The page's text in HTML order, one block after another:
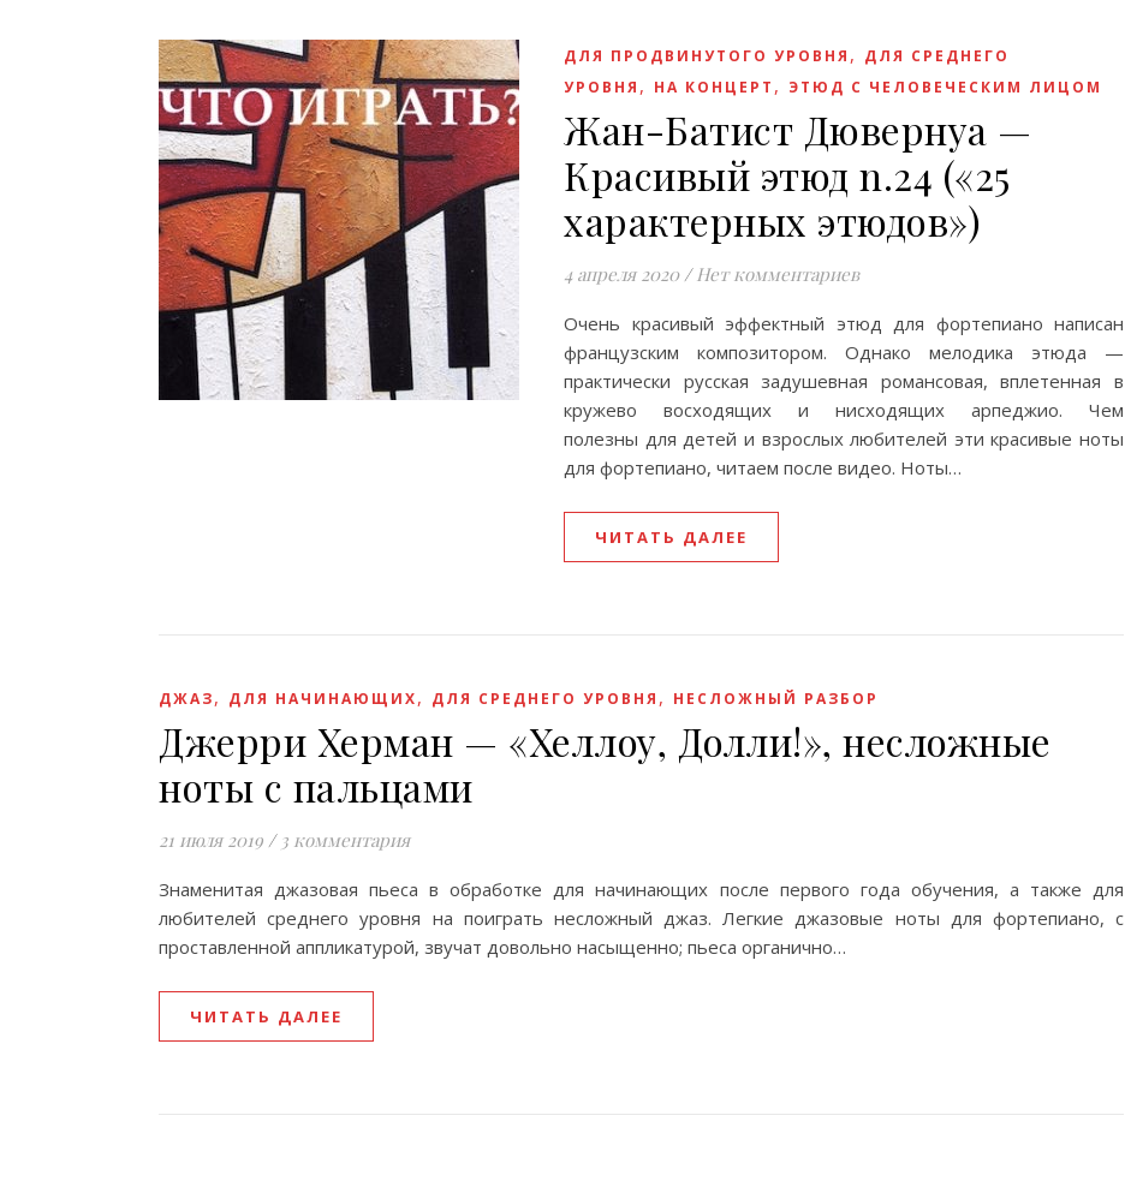
ДЛЯ ПРОДВИНУТОГО УРОВНЯ , ДЛЯ СРЕДНЕГО
УРОВНЯ , НА КОНЦЕРТ , ЭТЮД С ЧЕЛОВЕЧЕСКИМ ЛИЦОМ
Жан-Батист Дювернуа —
Красивый этюд n.24 («25
характерных этюдов»)
4 апреля 2020 / Нет комментариев
Очень красивый эффектный этюд для фортепиано написан
французским композитором. Однако мелодика этюда —
практически русская задушевная романсовая, вплетенная в
кружево восходящих и нисходящих арпеджио. Чем
полезны для детей и взрослых любителей эти красивые ноты
для фортепиано, читаем после видео. Ноты…
ЧИТАТЬ ДАЛЕЕ
ДЖАЗ, ДЛЯ НАЧИНАЮЩИХ, ДЛЯ СРЕДНЕГО УРОВНЯ , НЕСЛОЖНЫЙ РАЗБОР
Джерри Херман — «Хеллоу, Долли!», несложные
ноты с пальцами
21 июля 2019 / 3 комментария
Знаменитая джазовая пьеса в обработке для начинающих после первого года обучения, а также для
любителей среднего уровня на поиграть несложный джаз. Легкие джазовые ноты для фортепиано, с
проставленной аппликатурой, звучат довольно насыщенно; пьеса органично…
ЧИТАТЬ ДАЛЕЕ